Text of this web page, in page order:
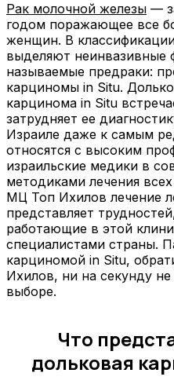
Рак молочной железы —
годом поражающее все
женщин. В
выделяют неинвазивные
называемые предраки:
карциномы in Situ.
карцинома in Situ
затрудняет ее
Израиле даже к самым
относятся с высоким
израильские медики в
методиками лечения
МЦ Топ Ихилов лечение
представляет
работающие в этой
специалистами страны.
карциномой in Situ,
Ихилов, ни на секунду
выборе.
Что
дольковая